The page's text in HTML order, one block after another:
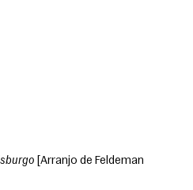
[Arranjo de Feldeman